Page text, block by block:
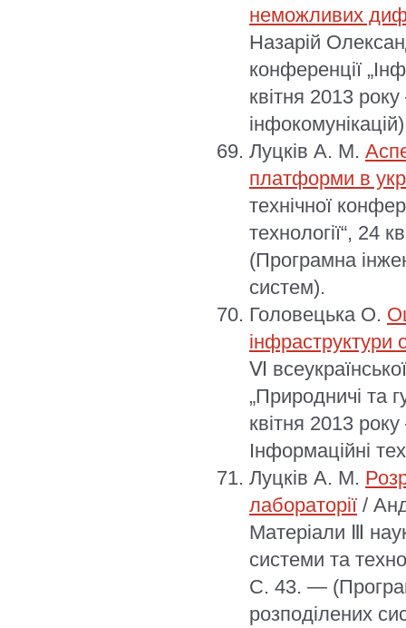
неможливих
Назарій
конференції
квітня 2013
Луцків А. М.
платформи в
технічної
технології“,
(Програмна
систем).
Головецька О.
інфраструктури
Ⅵ
„Природничі та
квітня 2013
Інформаційні
Луцків А. М.
лабораторії /
Матеріали Ⅲ
системи та
С. 43. —
розподілених